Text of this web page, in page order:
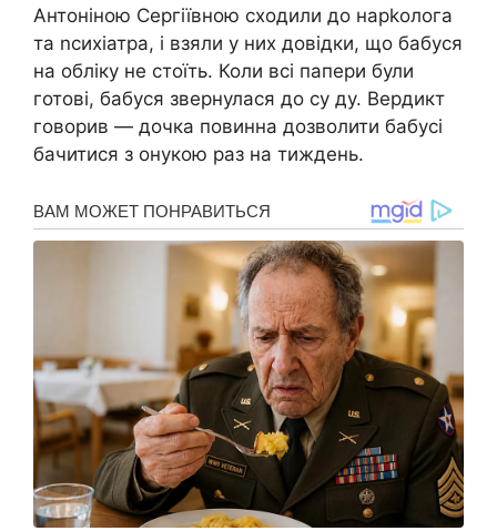
Антоніною Сергіївною сходили до нарkолога
та nсихіатра, і взяли у них довідки, що бабуся
на обліку не стоїть. Коли всі папери були
готові, бабуся звернулася до су ду. Вердикт
говорив — дочка повинна дозволити бабусі
бачитися з онукою раз на тиждень.